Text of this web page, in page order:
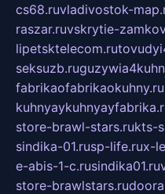
cs68.ruvladivostok-
raszar.ruvskrytie-
lipetsktelecom.ru
seksuzb.ru
fabrikaofabrikaokuhny.ru
store-brawl-stars.rukts-
sindika-01.rusp-life.rux-
e-abis-1-c.rusindika01.ru
store-brawlstars.ru